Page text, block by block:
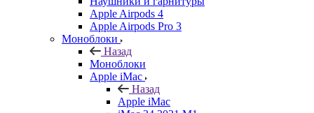
Apple Airpods 4
Apple Airpods Pro 3
Моноблоки
Назад
Моноблоки
Apple iMac
Назад
Apple iMac